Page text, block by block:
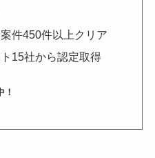
件450件以上クリア
15社から認定取得
！